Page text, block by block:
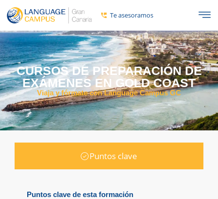
Te asesoramos
CURSOS DE PREPARACIÓN DE
EXÁMENES EN GOLD COAST
Viaja y fórmate con Language Campus GC
Puntos clave
Puntos clave de esta formación